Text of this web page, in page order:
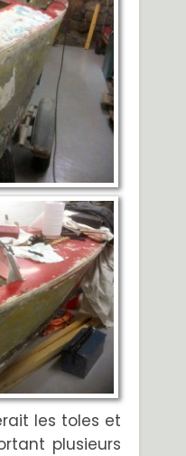
les toles et
plusieurs